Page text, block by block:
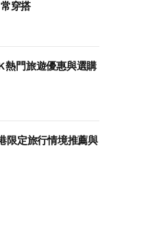
穿搭
熱門旅遊優惠與選購
限定旅行情境推薦與